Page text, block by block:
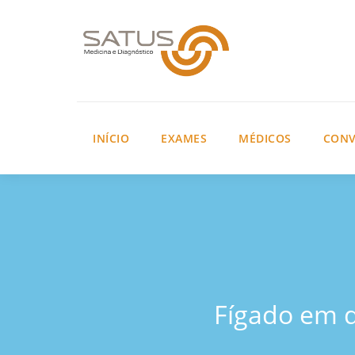
INÍCIO EXAMES MÉDICOS
Fígado em